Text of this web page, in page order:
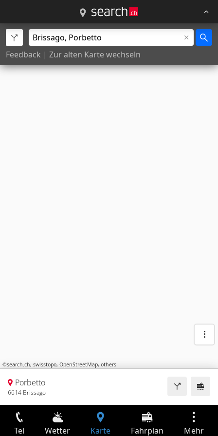
Feedback | Zur alten Karte wechseln
©search.ch, swisstopo, OpenStreetMap, others
Porbetto
6614 Brissago
Tel Wetter Karte Fahrplan Mehr